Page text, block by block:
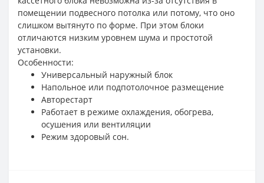
помещении подвесного потолка или потому, что оно
слишком вытянуто по форме. При этом блоки
отличаются низким уровнем шума и простотой
установки.
Особенности:
Универсальный наружный блок
Напольное или подпотолочное размещение
Авторестарт
Работает в режиме охлаждения, обогрева,
осушения или вентиляции
Режим здоровый сон.